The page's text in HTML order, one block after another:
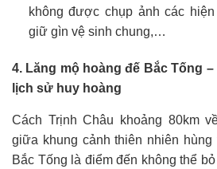
không được chụp ảnh các
giữ gìn vệ sinh chung,…
4. Lăng mộ hoàng đế Bắc Tống
lịch sử huy hoàng
Cách Trịnh Châu khoảng 80km
giữa khung cảnh thiên nhiên
Bắc Tống là điểm đến không thể